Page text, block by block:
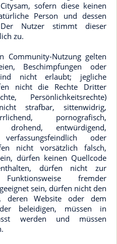
sofern diese keinen
Person und dessen
Der Nutzer stimmt dieser
zu.
Community-Nutzung gelten
Beschimpfungen oder
nicht erlaubt; jegliche
nicht die Rechte Dritter
Persönlichkeitsrechte)
strafbar, sittenwidrig,
pornografisch,
drohend, entwürdigend,
oder
nicht vorsätzlich falsch,
dürfen keinen Quellcode
dürfen nicht zur
fremder
sein, dürfen nicht den
deren Website oder dem
beleidigen, müssen in
werden und müssen